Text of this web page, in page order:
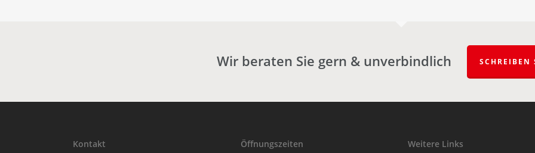
Wir beraten Sie gern & unverbindlich SCHREIBEN
Kontakt Öffnungszeiten Weitere Links